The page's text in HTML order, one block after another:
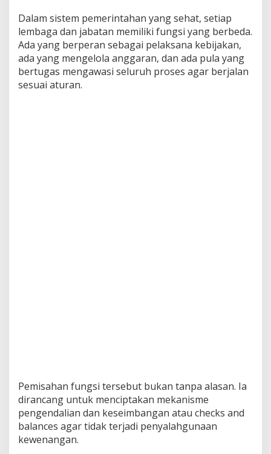
Dalam sistem pemerintahan yang sehat, setiap
lembaga dan jabatan memiliki fungsi yang berbeda.
Ada yang berperan sebagai pelaksana kebijakan,
ada yang mengelola anggaran, dan ada pula yang
bertugas mengawasi seluruh proses agar berjalan
sesuai aturan.
Pemisahan fungsi tersebut bukan tanpa alasan. Ia
dirancang untuk menciptakan mekanisme
pengendalian dan keseimbangan atau checks and
balances agar tidak terjadi penyalahgunaan
kewenangan.